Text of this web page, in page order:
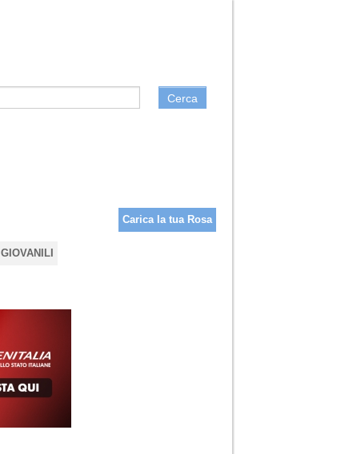
Cerca
Carica la tua Rosa
GIOVANILI